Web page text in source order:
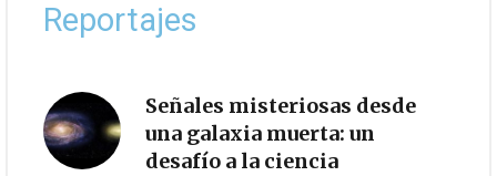
Reportajes
Señales misteriosas desde
una galaxia muerta: un
desafío a la ciencia